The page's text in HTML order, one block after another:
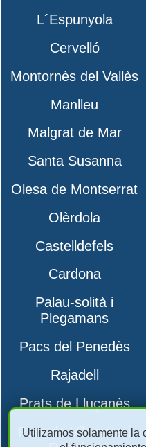
L´Espunyola
Cervelló
Montornès del Vallès
Manlleu
Malgrat de Mar
Santa Susanna
Olesa de Montserrat
Olèrdola
Castelldefels
Cardona
Palau-solità i
Plegamans
Pacs del Penedès
Rajadell
Prats de Lluçanès
Pont de Vilomara i
Utilizamos solamente la